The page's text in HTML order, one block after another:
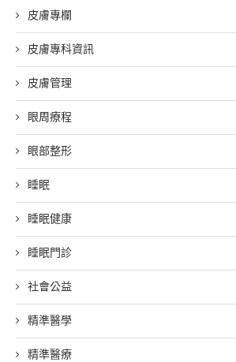
皮膚專欄
皮膚專科資訊
皮膚管理
眼周療程
眼部整形
睡眠
睡眠健康
睡眠門診
社會公益
精準醫學
精準醫療